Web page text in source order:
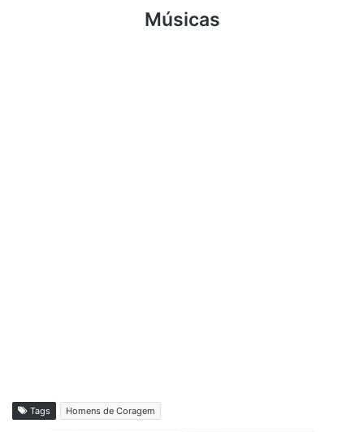
Músicas
Tags Homens de Coragem